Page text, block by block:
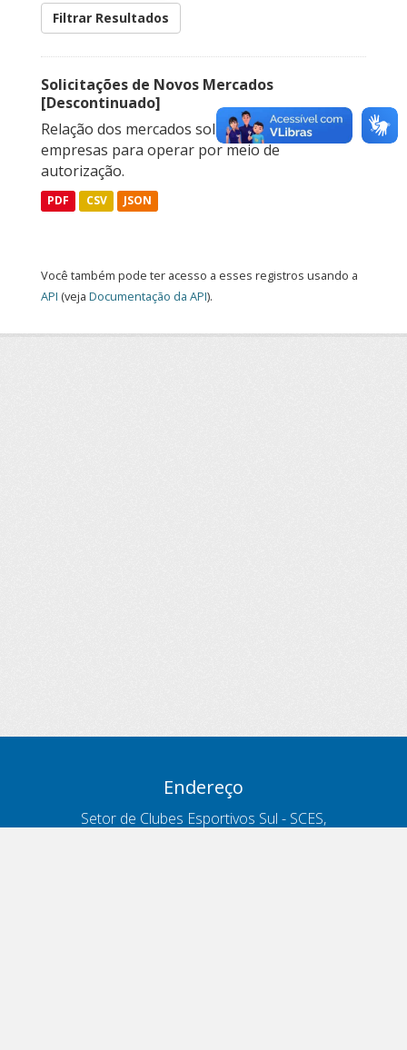
Filtrar Resultados
Solicitações de Novos Mercados
[Descontinuado]
Relação dos mercados solicitados pelas
empresas para operar por meio de
autorização.
PDF CSV JSON
Você também pode ter acesso a esses registros usando a
API (veja Documentação da API).
Endereço
Setor de Clubes Esportivos Sul - SCES,